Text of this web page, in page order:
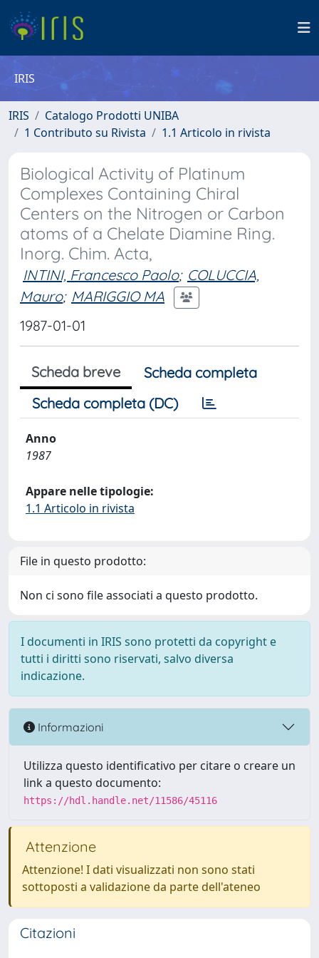
IRIS
IRIS
Catalogo Prodotti UNIBA
1 Contributo su Rivista
1.1 Articolo in rivista
Biological Activity of Platinum
Complexes Containing Chiral
Centers on the Nitrogen or Carbon
atoms of a Chelate Diamine Ring.
Inorg. Chim. Acta,
INTINI, Francesco Paolo; COLUCCIA,
Mauro; MARIGGIO MA
1987-01-01
Scheda breve
Scheda completa
Scheda completa (DC)
Anno
1987
Appare nelle tipologie:
1.1 Articolo in rivista
File in questo prodotto:
Non ci sono file associati a questo prodotto.
I documenti in IRIS sono protetti da copyright e
tutti i diritti sono riservati, salvo diversa
indicazione.
Informazioni
Utilizza questo identificativo per citare o creare un
link a questo documento:
https://hdl.handle.net/11586/45116
Attenzione
Attenzione! I dati visualizzati non sono stati
sottoposti a validazione da parte dell'ateneo
Citazioni